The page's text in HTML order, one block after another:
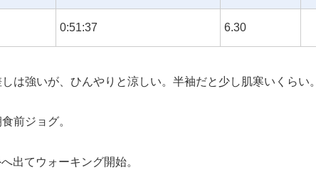
0:51:37 6.30
は強いが、ひんやりと涼しい。半袖だと少し肌寒いくらい。
前ジョグ。
出てウォーキング開始。